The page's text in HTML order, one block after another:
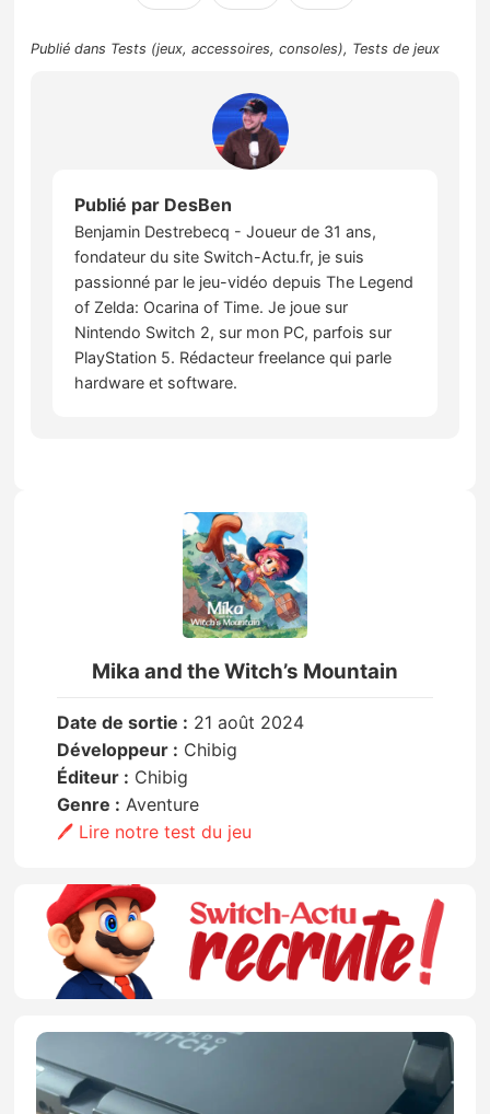
Publié dans Tests (jeux, accessoires, consoles), Tests de jeux
Publié par DesBen
Benjamin Destrebecq - Joueur de 31 ans,
fondateur du site Switch-Actu.fr, je suis
passionné par le jeu-vidéo depuis The Legend
of Zelda: Ocarina of Time. Je joue sur
Nintendo Switch 2, sur mon PC, parfois sur
PlayStation 5. Rédacteur freelance qui parle
hardware et software.
Mika and the Witch’s Mountain
Date de sortie : 21 août 2024
Développeur : Chibig
Éditeur : Chibig
Genre : Aventure
🖊️ Lire notre test du jeu